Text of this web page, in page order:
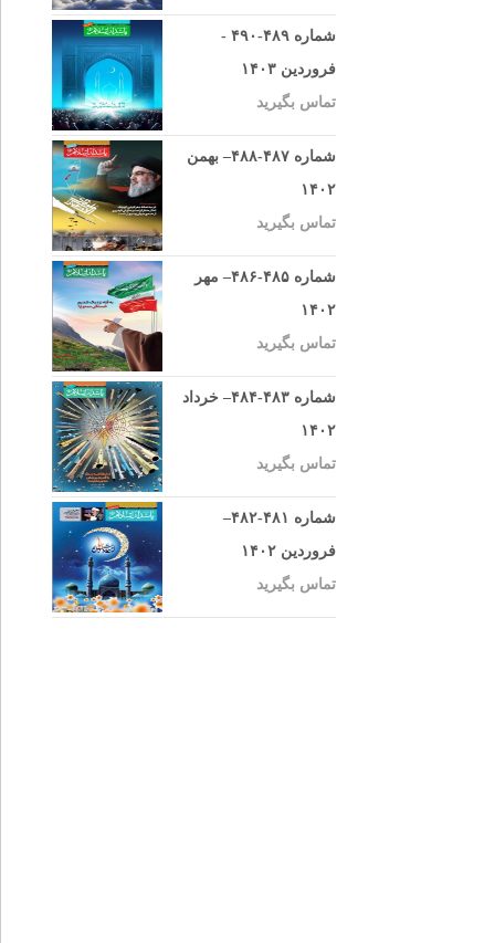
شماره ۴۸۹-۴۹۰ -
فروردین ۱۴۰۳
تماس بگیرید
شماره ۴۸۷-۴۸۸– بهمن
۱۴۰۲
تماس بگیرید
شماره ۴۸۵-۴۸۶– مهر
۱۴۰۲
تماس بگیرید
شماره ۴۸۳-۴۸۴– خرداد
۱۴۰۲
تماس بگیرید
شماره ۴۸۱-۴۸۲–
فروردین ۱۴۰۲
تماس بگیرید